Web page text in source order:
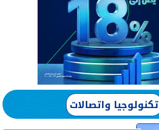
تكنولوجيا واتصالات